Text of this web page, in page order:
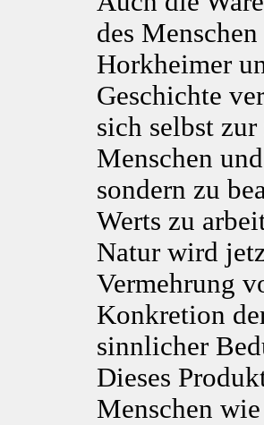
des
Horkheimer
Geschichte
sich selbst
Menschen
sondern zu
Werts zu
Natur wird
Vermehrung
Konkretion
sinnlicher
Dieses
Menschen